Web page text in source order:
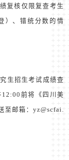
复核仅限复查考生
）、错统分数的情
生招生考试成绩查
12:00 前将《四川美
至邮箱： yz@scfai.